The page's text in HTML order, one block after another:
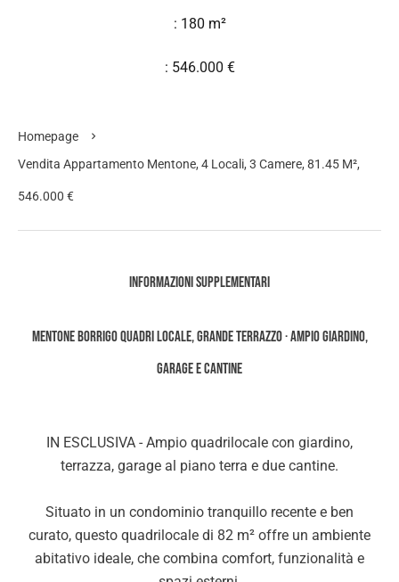
: 180 m²
: 546.000 €
Homepage
Vendita Appartamento Mentone, 4 Locali, 3 Camere, 81.45 M²,
546.000 €
Informazioni supplementari
MENTONE BORRIGO QUADRI LOCALE, GRANDE TERRAZZO · AMPIO GIARDINO,
GARAGE E CANTINE
IN ESCLUSIVA - Ampio quadrilocale con giardino,
terrazza, garage al piano terra e due cantine.
Situato in un condominio tranquillo recente e ben
curato, questo quadrilocale di 82 m² offre un ambiente
abitativo ideale, che combina comfort, funzionalità e